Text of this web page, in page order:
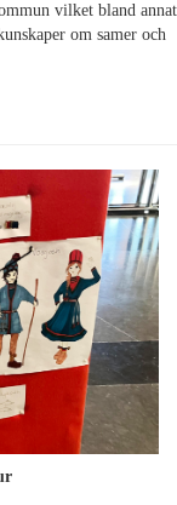
vilket bland annat
om samer och